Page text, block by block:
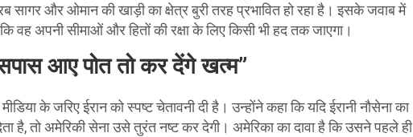
और ओमान की खाड़ी का क्षेत्र बुरी तरह प्रभावित हो रहा है। इसके जवाब में
वह अपनी सीमाओं और हितों की रक्षा के लिए किसी भी हद तक जाएगा।
आए पोत तो कर देंगे खत्म”
के जरिए ईरान को स्पष्ट चेतावनी दी है। उन्होंने कहा कि यदि ईरानी नौसेना का
है, तो अमेरिकी सेना उसे तुरंत नष्ट कर देगी। अमेरिका का दावा है कि उसने पहले ही